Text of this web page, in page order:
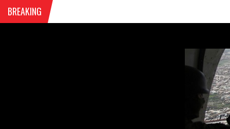
BREAKING